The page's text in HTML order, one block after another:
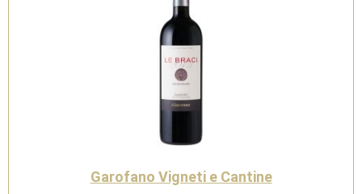
Garofano Vigneti e Cantine